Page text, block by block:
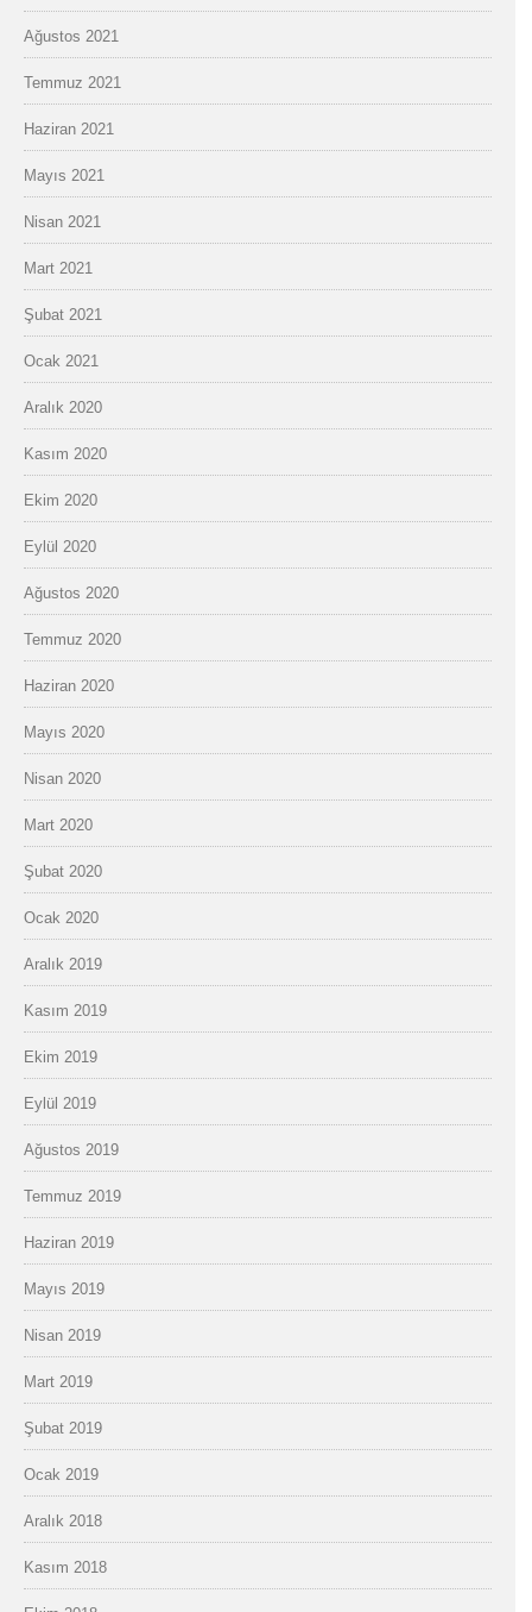
Ağustos 2021
Temmuz 2021
Haziran 2021
Mayıs 2021
Nisan 2021
Mart 2021
Şubat 2021
Ocak 2021
Aralık 2020
Kasım 2020
Ekim 2020
Eylül 2020
Ağustos 2020
Temmuz 2020
Haziran 2020
Mayıs 2020
Nisan 2020
Mart 2020
Şubat 2020
Ocak 2020
Aralık 2019
Kasım 2019
Ekim 2019
Eylül 2019
Ağustos 2019
Temmuz 2019
Haziran 2019
Mayıs 2019
Nisan 2019
Mart 2019
Şubat 2019
Ocak 2019
Aralık 2018
Kasım 2018